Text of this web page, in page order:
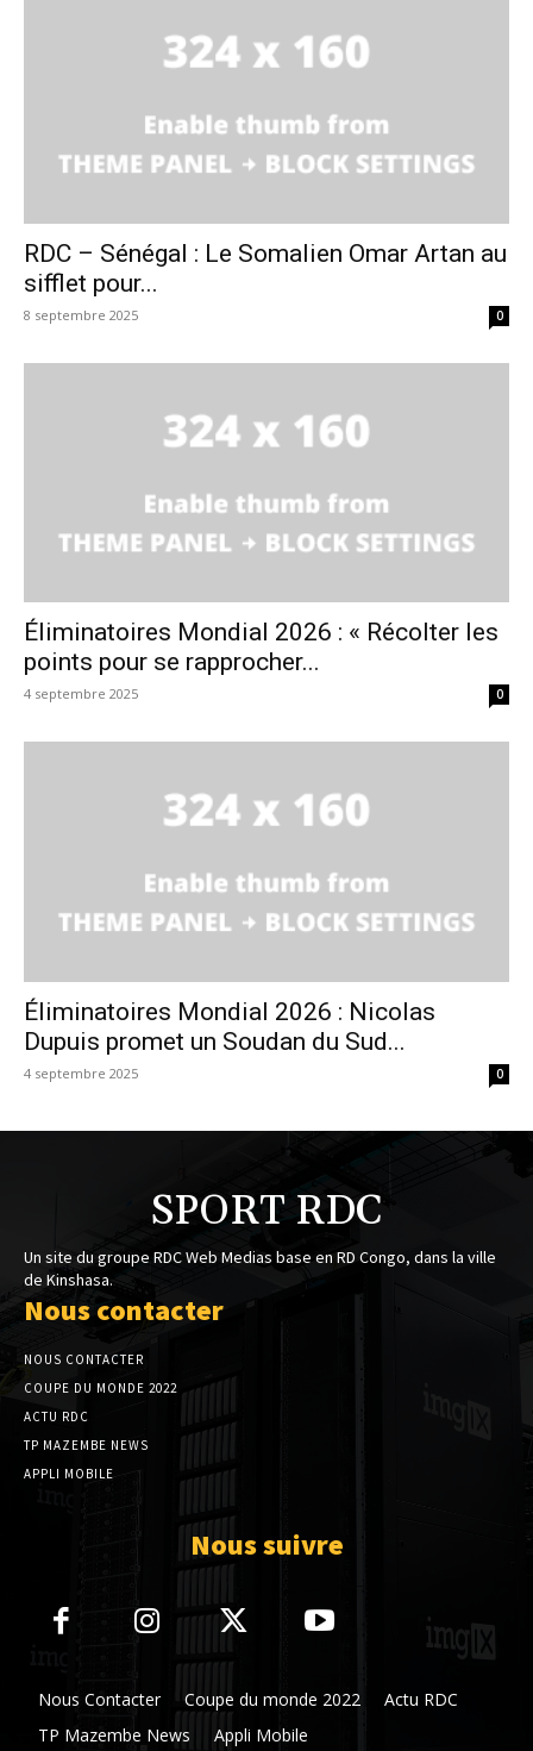
RDC – Sénégal : Le Somalien Omar Artan au
sifflet pour...
8 septembre 2025 0
Éliminatoires Mondial 2026 : « Récolter les
points pour se rapprocher...
4 septembre 2025 0
Éliminatoires Mondial 2026 : Nicolas
Dupuis promet un Soudan du Sud...
4 septembre 2025 0
SPORT RDC
Un site du groupe RDC Web Medias base en RD Congo, dans la ville
de Kinshasa.
Nous contacter
NOUS CONTACTER
COUPE DU MONDE 2022
ACTU RDC
TP MAZEMBE NEWS
APPLI MOBILE
Nous suivre
Nous Contacter Coupe du monde 2022
Actu RDC
TP Mazembe News
Appli Mobile